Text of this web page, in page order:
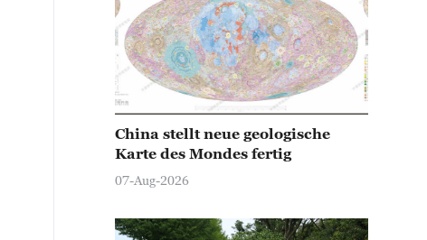
China stellt neue geologische
Karte des Mondes fertig
07-Aug-2026